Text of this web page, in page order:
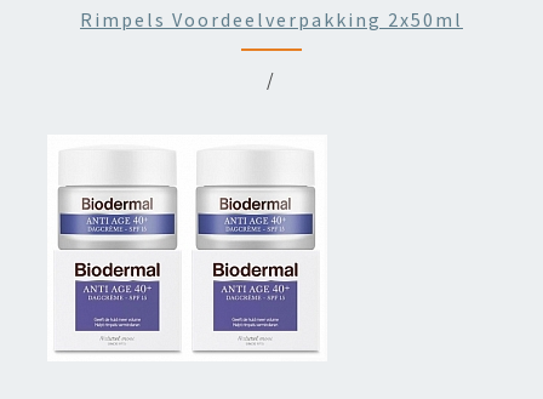
Rimpels Voordeelverpakking 2x50ml
/